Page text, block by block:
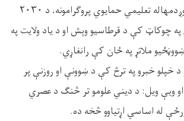
جبراني ټولګي، ۲۲ اوږدمهاله تعلیمي حمایوي پروګرامونه، د ۲۰۳۰
په چوکاټ کې د قرطاسیو وېش او د یاد ولایت په
خپلو خبرو په ترڅ کې د ښوونې او روزنې پر
ویې ویل: د دیني علومو تر څنګ د عصري
له اساسي اړتیاوو څخه ده.